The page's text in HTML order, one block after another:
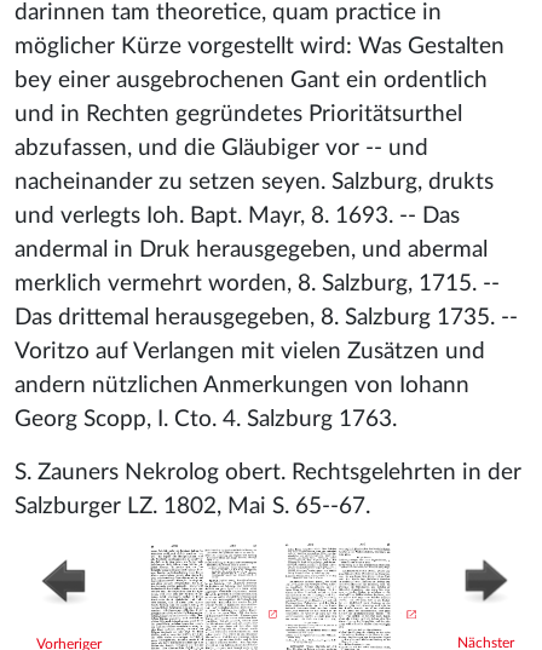
darinnen tam theoretice, quam practice in
möglicher Kürze vorgestellt wird: Was Gestalten
bey einer ausgebrochenen Gant ein ordentlich
und in Rechten gegründetes Prioritätsurthel
abzufassen, und die Gläubiger vor -- und
nacheinander zu setzen seyen. Salzburg, drukts
und verlegts Ioh. Bapt. Mayr, 8. 1693. -- Das
andermal in Druk herausgegeben, und abermal
merklich vermehrt worden, 8. Salzburg, 1715. --
Das drittemal herausgegeben, 8. Salzburg 1735. --
Voritzo auf Verlangen mit vielen Zusätzen und
andern nützlichen Anmerkungen von Iohann
Georg Scopp, I. Cto. 4. Salzburg 1763.
S. Zauners Nekrolog obert. Rechtsgelehrten in der
Salzburger LZ. 1802, Mai S. 65--67.
Vorheriger
Nächster